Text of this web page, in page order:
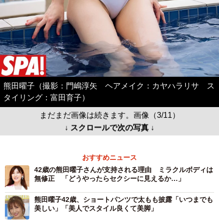
熊田曜子（撮影：門嶋淳矢 ヘアメイク：カヤハラリサ ス
タイリング：富田育子）
まだまだ画像は続きます。画像（3/11）
↓ スクロールで次の写真 ↓
おすすめニュース
42歳の熊田曜子さんが支持される理由 ミラクルボディは
無修正 「どうやったらセクシーに見えるか…」
熊田曜子42歳、ショートパンツで太もも披露「いつまでも
美しい」「美人でスタイル良くて美脚」